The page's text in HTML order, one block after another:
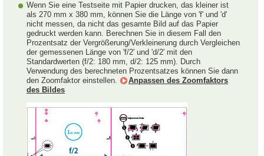
Wenn Sie eine Testseite mit Papier drucken, das kleiner ist
als 270 mm x 380 mm, können Sie die Länge von 'f' und 'd'
nicht messen, da nicht das gesamte Bild auf das Papier
gedruckt werden kann. Berechnen Sie in diesem Fall den
Prozentsatz der Vergrößerung/Verkleinerung durch Vergleichen
der gemessenen Länge von 'f/2' und 'd/2' mit den
Standardwerten (f/2: 180 mm, d/2: 125 mm). Durch
Verwendung des berechneten Prozentsatzes können Sie dann
den Zoomfaktor einstellen.
Anpassen des Zoomfaktors
des Bildes